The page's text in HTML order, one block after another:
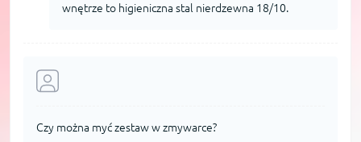
wnętrze to higieniczna stal nierdzewna 18/10.
Czy można myć zestaw w zmywarce?